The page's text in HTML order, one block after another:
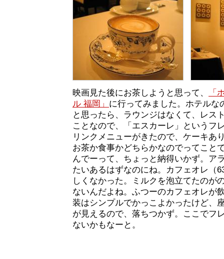
映画見た後にお茶しようと思って、
「
ル 福岡」 に行ってみました。ホテルな
と思ったら、ラウンジはなくて、レス
ことなので、「エスカーレ」というフ
リンクメニューがきたので、ケーキあ
お茶か食事かどちらかなのでってこと
んでーって、ちょっと納得いかず。ア
たいあるはずなのにね。カフェオレ（
しくなかった。ミルクを泡立てたのが
ないんだよね。ふつーのカフェオレが
装はシンプルでかっこよかったけど、
が見えるので、落ちつかず。ここでフ
ないかもなーと。